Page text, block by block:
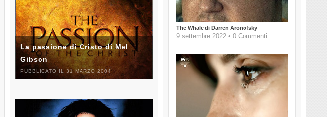
The Whale di Darren Aronofsky
9 settembre 2022 • 0 Commenti
La passione di Cristo di Mel
Gibson
PUBBLICATO IL 31 MARZO 2004